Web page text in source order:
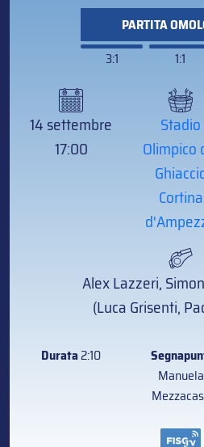
PARTITA
3:1
1:1
14 settembre
17:00
Stadio
Olimpico
Cortina
Alex Lazzeri,
(Luca Grisenti,
Durata2:10
Manuela